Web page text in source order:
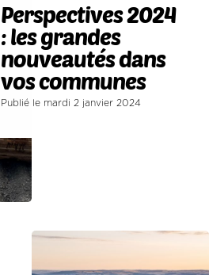
Perspectives 2024
: les grandes
nouveautés dans
vos communes
Publié le mardi 2 janvier 2024